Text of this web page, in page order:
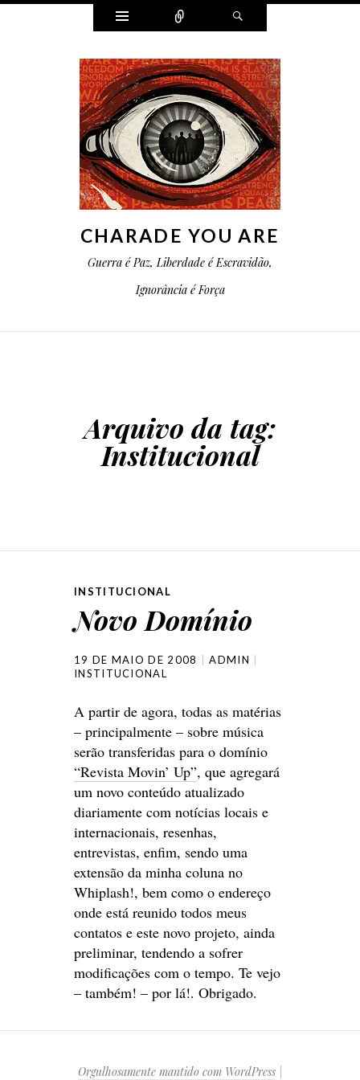
Widgets Conectar
CHARADE YOU ARE
Guerra é Paz, Liberdade é Escravidão,
Ignorância é Força
Arquivo da tag:
Institucional
INSTITUCIONAL
Novo Domínio
19 DE MAIO DE 2008
ADMIN
INSTITUCIONAL
A partir de agora, todas as matérias
– principalmente – sobre música
serão transferidas para o domínio
“Revista Movin’ Up”, que agregará
um novo conteúdo atualizado
diariamente com notícias locais e
internacionais, resenhas,
entrevistas, enfim, sendo uma
extensão da minha coluna no
Whiplash!, bem como o endereço
onde está reunido todos meus
contatos e este novo projeto, ainda
preliminar, tendendo a sofrer
modificações com o tempo. Te vejo
– também! – por lá!. Obrigado.
Orgulhosamente mantido com WordPress